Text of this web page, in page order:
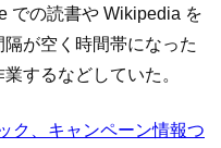
での読書や Wikipedia を
が空く時間帯になった
するなどしていた。
ク、キャンペーン情報つ